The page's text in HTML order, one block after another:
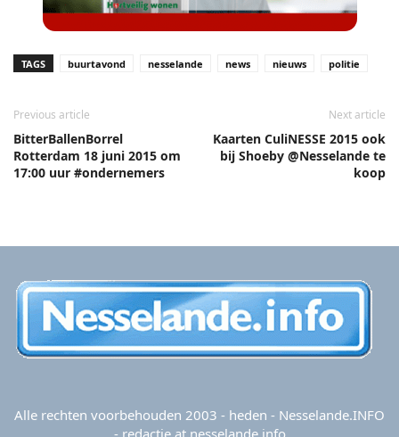
TAGS buurtavond nesselande news nieuws politie
Previous article
BitterBallenBorrel
Rotterdam 18 juni 2015 om
17:00 uur #ondernemers
Next article
Kaarten CuliNESSE 2015 ook
bij Shoeby @Nesselande te
koop
Alle rechten voorbehouden 2003 - heden - Nesselande.INFO